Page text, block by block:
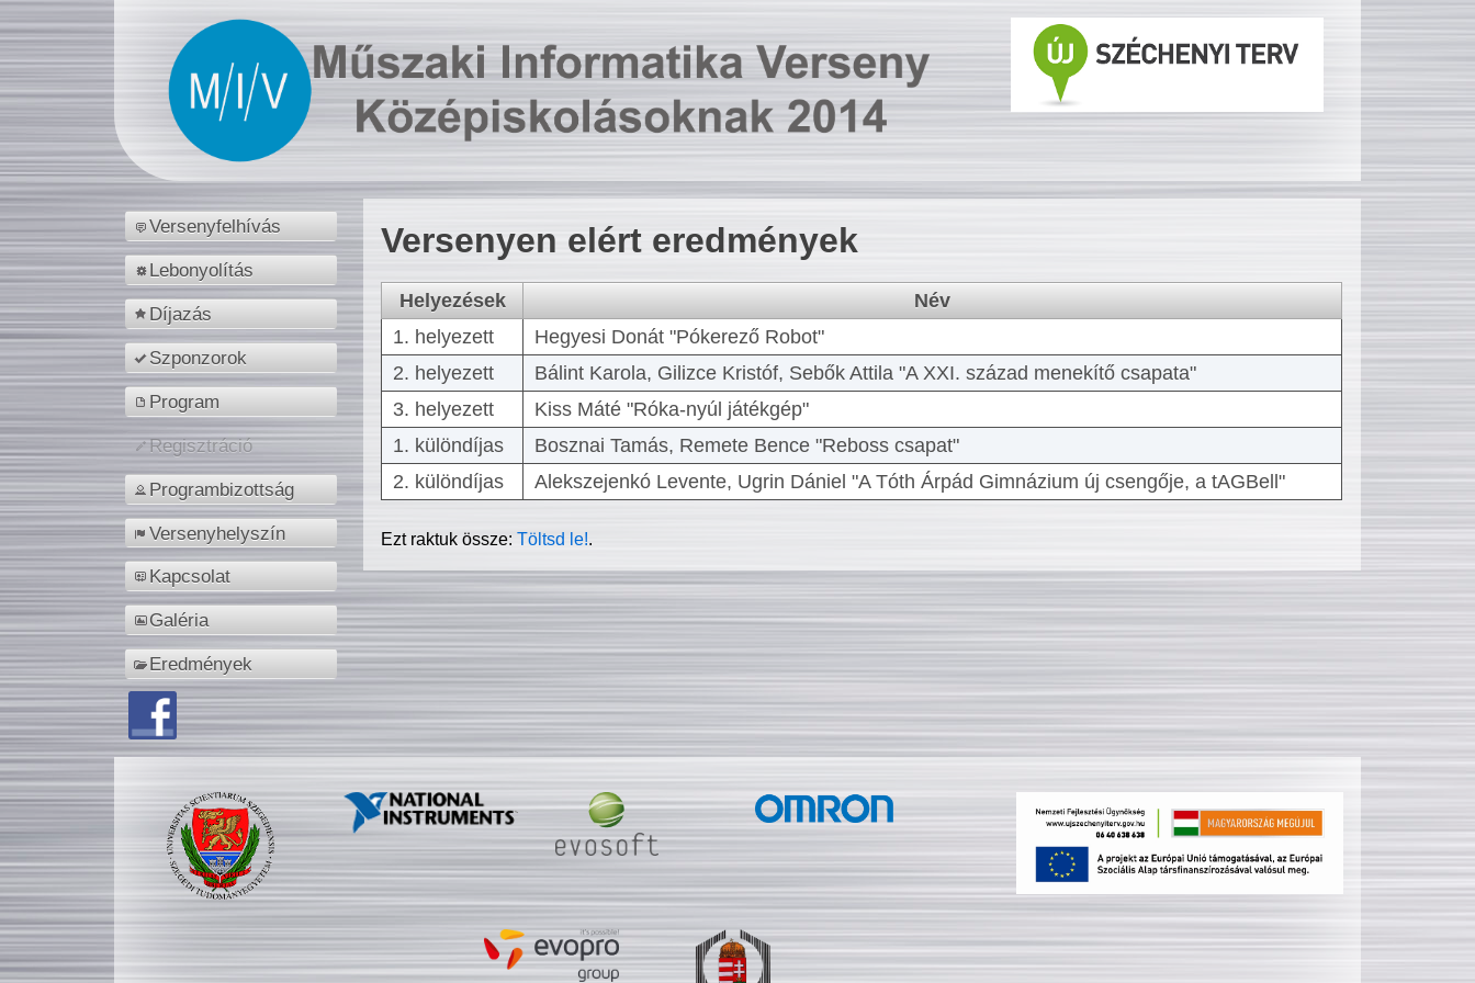
Versenyfelhívás
Lebonyolítás
Díjazás
Szponzorok
Program
Regisztráció
Programbizottság
Versenyhelyszín
Kapcsolat
Galéria
Eredmények
Versenyen elért eredmények
Helyezések
Név
1. helyezett
Hegyesi Donát "Pókerező Robot"
2. helyezett
Bálint Karola, Gilizce Kristóf, Sebők Attila "A XXI. század menekítő csapata"
3. helyezett
Kiss Máté "Róka-nyúl játékgép"
1. különdíjas
Bosznai Tamás, Remete Bence "Reboss csapat"
2. különdíjas
Alekszejenkó Levente, Ugrin Dániel "A Tóth Árpád Gimnázium új csengője, a tAGBell"
Ezt raktuk össze:Töltsd le!.